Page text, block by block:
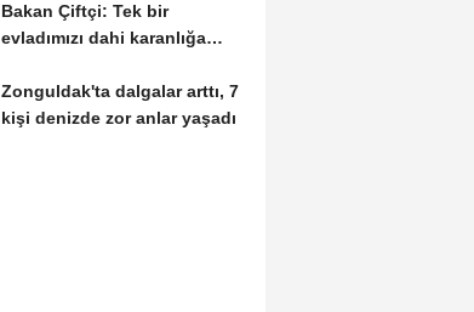
Bakan Çiftçi: Tek bir
evladımızı dahi karanlığa
Zonguldak'ta dalgalar arttı, 7
kişi denizde zor anlar yaşadı